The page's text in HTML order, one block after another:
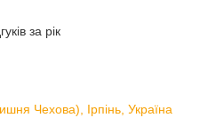
за рік
Чехова), Ірпінь, Україна